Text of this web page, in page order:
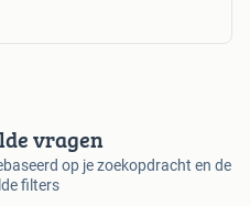
vragen
op je zoekopdracht en de
filters